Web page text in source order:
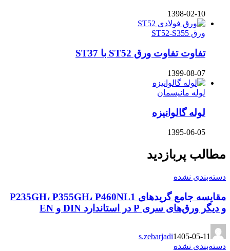
1398-02-10
ورق ST52-S355
تفاوت تفاوت ورق ST52 با ST37
1399-08-07
لوله مانیسمان
لوله گالوانیزه
1395-06-05
مطالب پربازدید
دسته‌بندی نشده
مقایسه جامع گریدهای P235GH، P355GH، P460NL1
و دیگر ورق‌های سری P در استاندارد DIN و EN
s.zebarjadi1405-05-11
دسته‌بندی نشده